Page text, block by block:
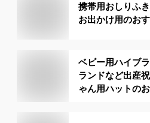
携帯用おしりふ
お出かけ用のお
ベビー用ハイブ
ランドなど出産
ゃん用ハットの